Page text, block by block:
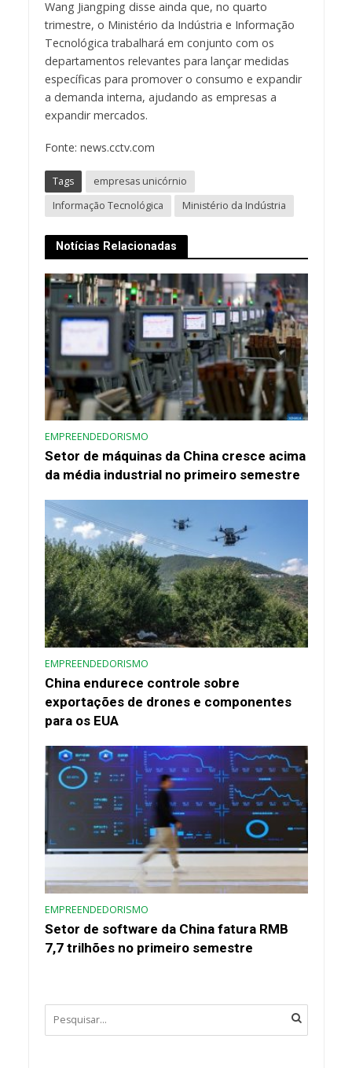
Wang Jiangping disse ainda que, no quarto
trimestre, o Ministério da Indústria e Informação
Tecnológica trabalhará em conjunto com os
departamentos relevantes para lançar medidas
específicas para promover o consumo e expandir
a demanda interna, ajudando as empresas a
expandir mercados.
Fonte: news.cctv.com
Tags
empresas unicórnio
Informação Tecnológica
Ministério da Indústria
Notícias Relacionadas
EMPREENDEDORISMO
Setor de máquinas da China cresce acima
da média industrial no primeiro semestre
EMPREENDEDORISMO
China endurece controle sobre
exportações de drones e componentes
para os EUA
EMPREENDEDORISMO
Setor de software da China fatura RMB
7,7 trilhões no primeiro semestre